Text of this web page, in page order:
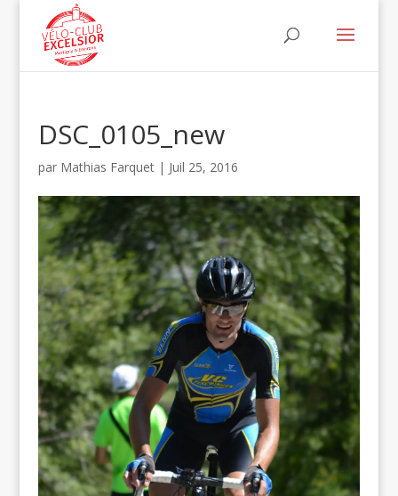
DSC_0105_new
par Mathias Farquet| Juil 25, 2016